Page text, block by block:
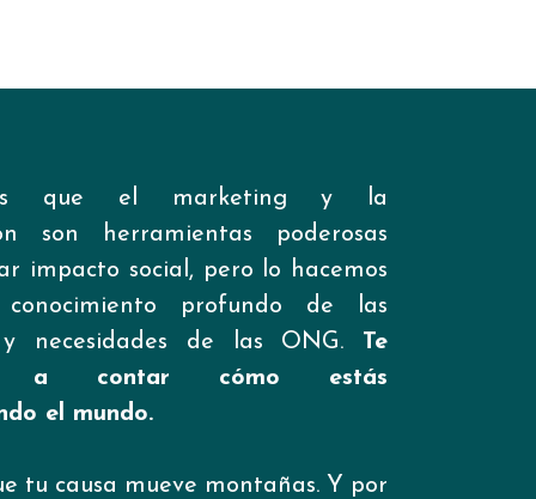
que el marketing y la
son herramientas poderosas
impacto social, pero lo hacemos
profundo de las
y necesidades de las ONG. Te
a contar cómo estás
el mundo.
tu causa mueve montañas. Y por